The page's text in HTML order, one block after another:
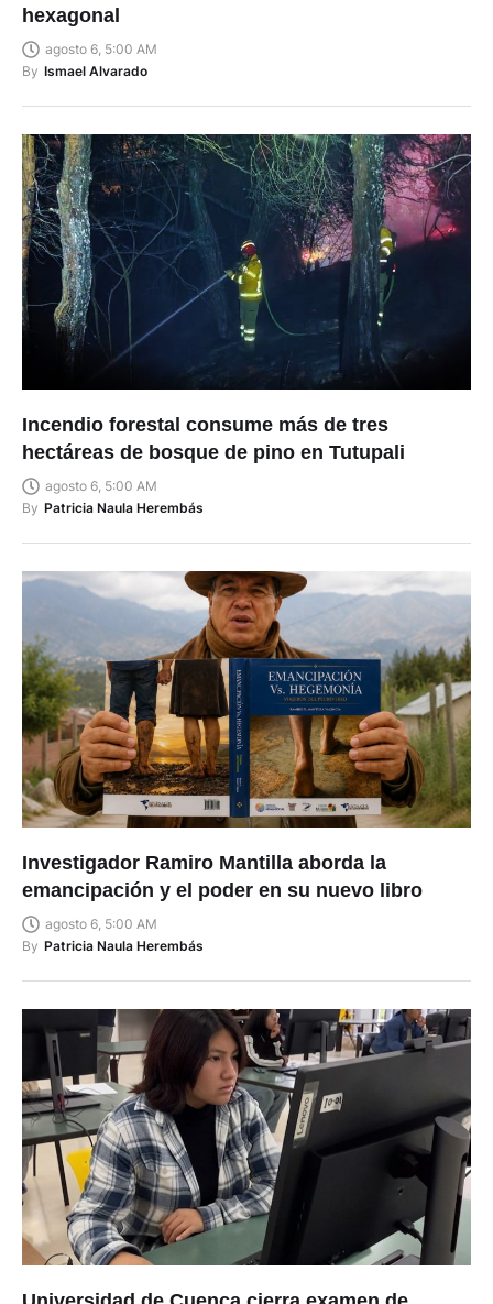
hexagonal
agosto 6, 5:00 AM
By Ismael Alvarado
Incendio forestal consume más de tres
hectáreas de bosque de pino en Tutupali
agosto 6, 5:00 AM
By Patricia Naula Herembás
Investigador Ramiro Mantilla aborda la
emancipación y el poder en su nuevo libro
agosto 6, 5:00 AM
By Patricia Naula Herembás